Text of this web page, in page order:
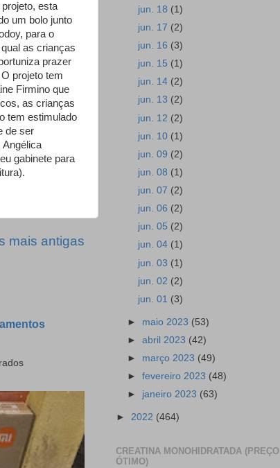
esta
um bolo junto
para o
as crianças
prazer
projeto tem
Firmino que
as crianças
tem estimulado
de ser
Angélica
gabinete para
mais antigas
jun. 18 (1)
jun. 17 (2)
jun. 16 (3)
jun. 15 (1)
jun. 14 (2)
jun. 13 (2)
jun. 12 (2)
jun. 10 (1)
jun. 09 (2)
jun. 08 (1)
jun. 07 (2)
jun. 06 (2)
jun. 05 (2)
jun. 04 (1)
jun. 03 (1)
jun. 02 (2)
jun. 01 (3)
► maio 2023 (53)
►abril 2023 (42)
► março 2023 (49)
►fevereiro 2023 (48)
► janeiro 2023 (63)
► 2022 (464)
CREATINA MONOHIDRATADA (PREÇO
ÓTIMO)